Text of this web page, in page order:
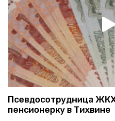
Псевдосотрудница
пенсионерку в Тихвине